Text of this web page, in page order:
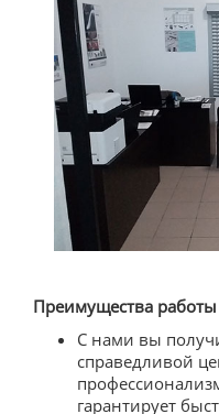
Преимущества
С нами вы
справедливой
гарантирует